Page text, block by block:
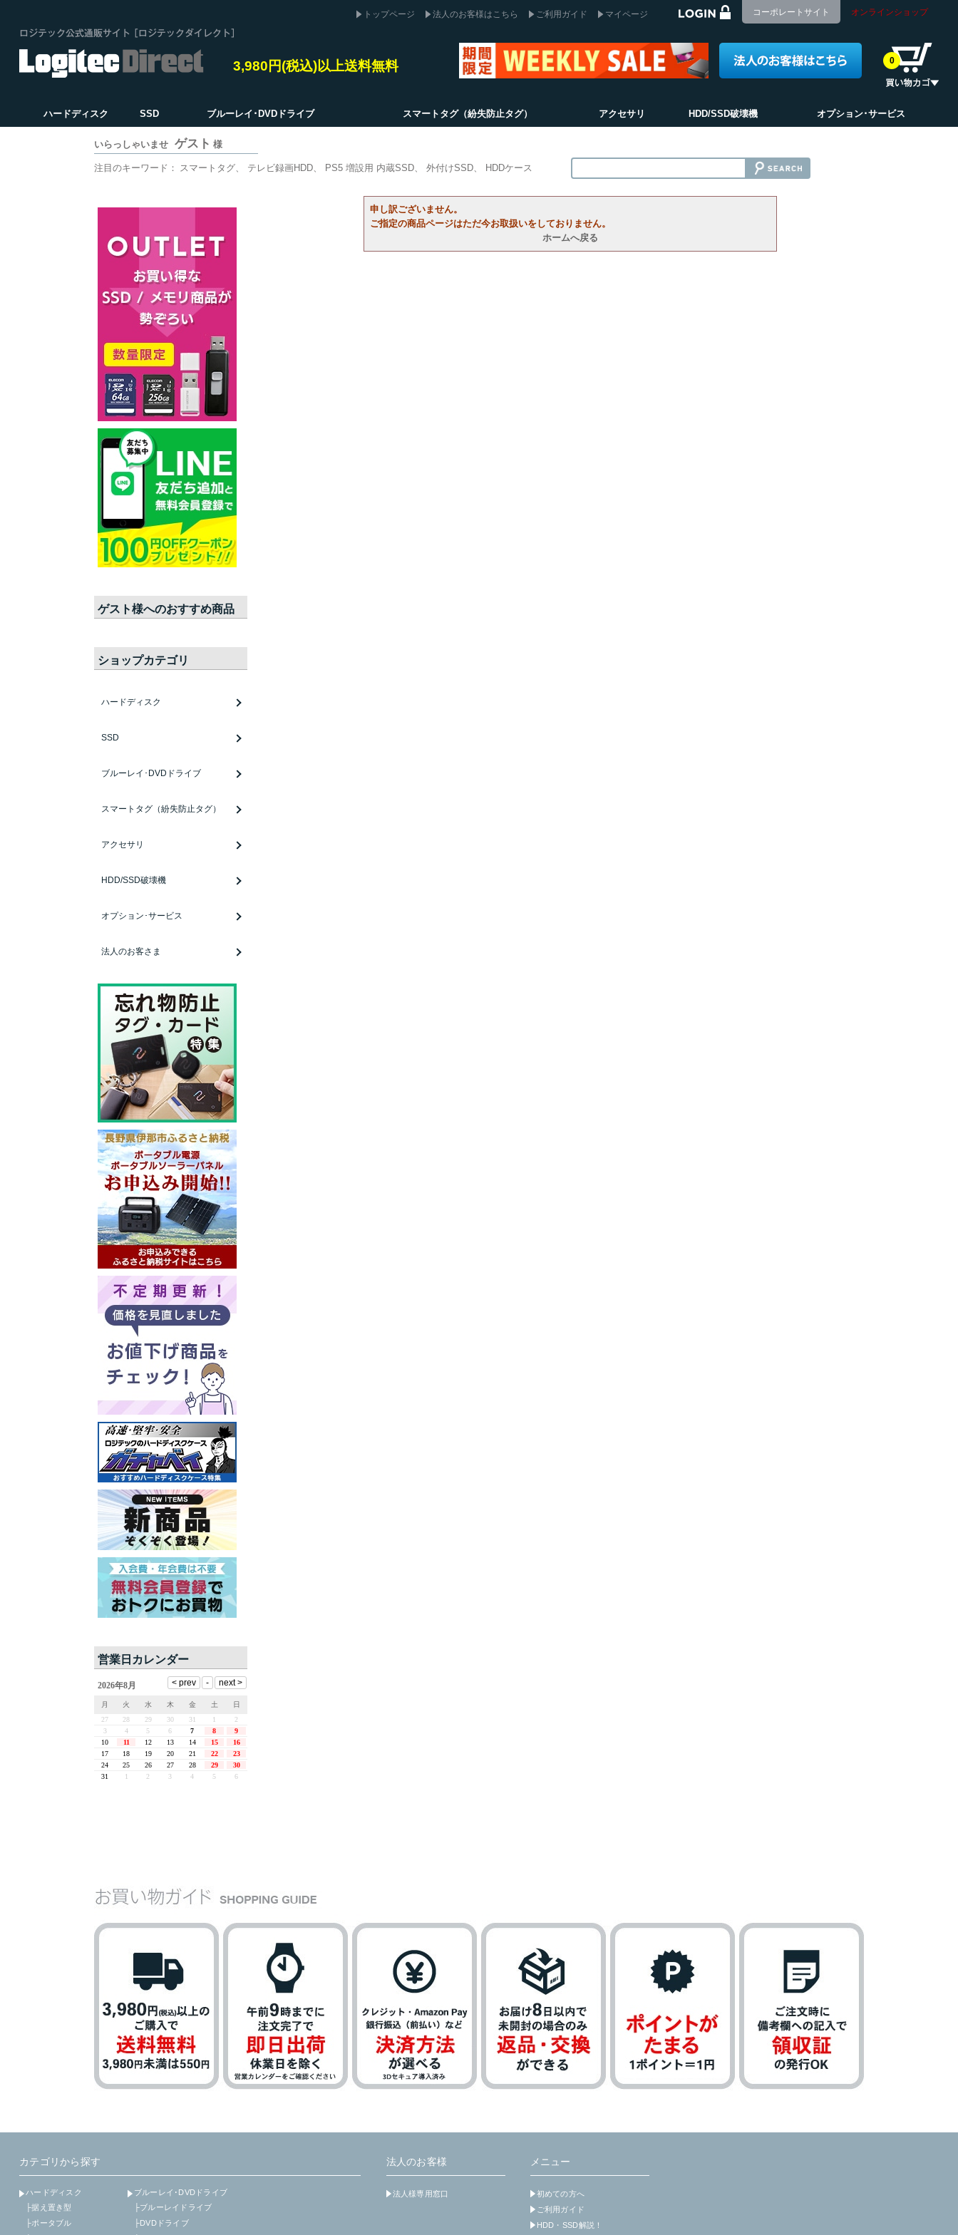
トップページ 法人のお客様はこちら ご利用ガイド マイページ コーポレートサイト オンラインショップ
3,980円(税込)以上送料無料 0
ハードディスク SSD ブルーレイ･DVDドライブ スマートタグ（紛失防止タグ） アクセサリ HDD/SSD破壊機 オプション･サービス
いらっしゃいませ ゲスト 様
注目のキーワード： スマートタグ テレビ録画HDD PS5 増設用 内蔵SSD 外付けSSD HDDケース
申し訳ございません。
ご指定の商品ページはただ今お取扱いをしておりません。
ホームへ戻る
ゲスト様へのおすすめ商品
ショップカテゴリ
ハードディスク
SSD
ブルーレイ･DVDドライブ
スマートタグ（紛失防止タグ）
アクセサリ
HDD/SSD破壊機
オプション･サービス
法人のお客さま
営業日カレンダー
カテゴリから探す
ハードディスク
├据え置き型
├ポータブル
ブルーレイ･DVDドライブ
├ブルーレイドライブ
├DVDドライブ
法人のお客様
法人様専用窓口
メニュー
初めての方へ
ご利用ガイド
HDD・SSD解説！